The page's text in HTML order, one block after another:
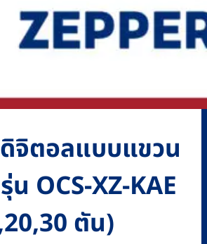
จิตอลแบบแขวน
น OCS-XZ-KAE
ตัน)